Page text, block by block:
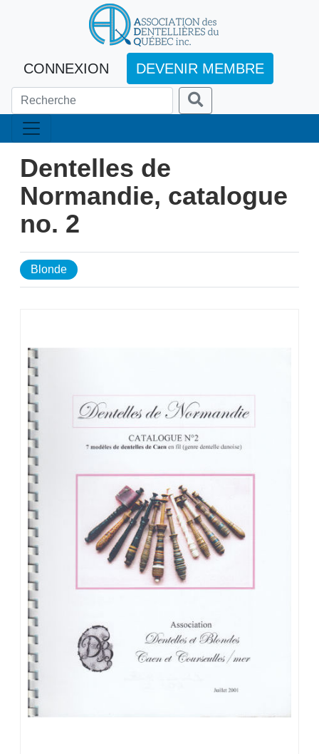
CONNEXION DEVENIR MEMBRE
Dentelles de
Normandie, catalogue
no. 2
Blonde